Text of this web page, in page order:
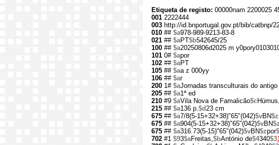
Etiqueta de registo: 00000nam 2200025
001 2222444
003 http://id.bnportugal.gov.pt/bib/catbnp/
010 ## $a978-989-9213-83-8
021 ## $aPT$b542645/25
100 ## $a20250806d2025 m
101 0# $apor
102 ## $aPT
105 ## $aa z 000yy
106 ## $ar
200 1# $aJornadas transculturais do
205 ## $a1ª ed
210 #9 $aVila Nova de Famalicão$cHúmus,
215 ## $a136 p.$d23 cm
675 ## $a7/8(5-15+32+38)"65"(042)$vBN$z
675 ## $a904(5-15+32+38)"65"(042)$vBN$z
675 ## $a316.73(5-15)"65"(042)$vBN$zpor
702 #1 $93$aFreitas,$bAntónio de$4340$3